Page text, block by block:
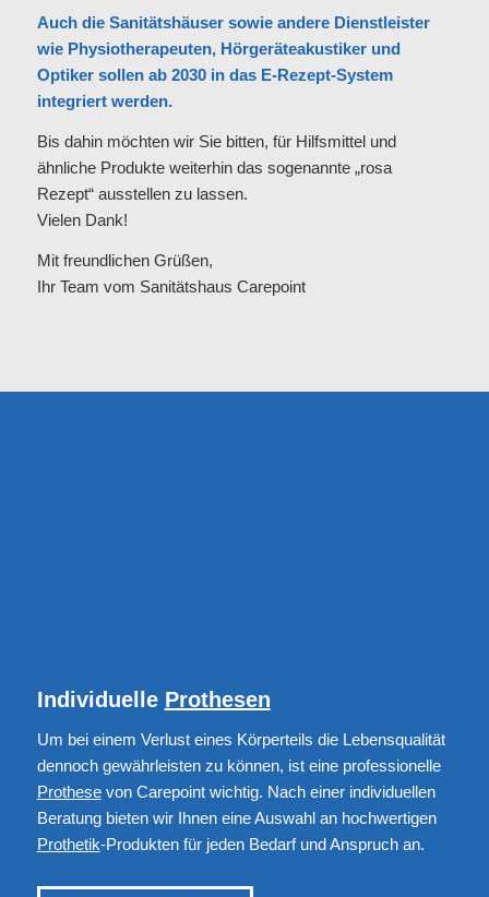
Auch die Sanitätshäuser sowie andere Dienstleister
wie Physiotherapeuten, Hörgeräteakustiker und
Optiker sollen ab 2030 in das E-Rezept-System
integriert werden.
Bis dahin möchten wir Sie bitten, für Hilfsmittel und
ähnliche Produkte weiterhin das sogenannte „rosa
Rezept“ ausstellen zu lassen.
Vielen Dank!
Mit freundlichen Grüßen,
Ihr Team vom Sanitätshaus Carepoint
Individuelle Prothesen
Um bei einem Verlust eines Körperteils die Lebensqualität
dennoch gewährleisten zu können, ist eine professionelle
Prothesevon Carepoint wichtig. Nach einer individuellen
Beratung bieten wir Ihnen eine Auswahl an hochwertigen
Prothetik-Produkten für jeden Bedarf und Anspruch an.